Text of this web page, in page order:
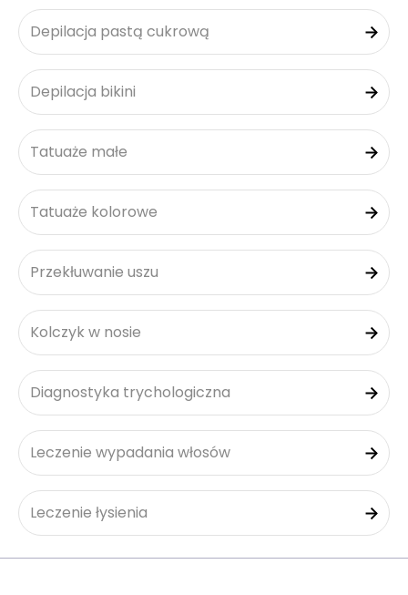
Depilacja pastą cukrową
Depilacja bikini
Tatuaże małe
Tatuaże kolorowe
Przekłuwanie uszu
Kolczyk w nosie
Diagnostyka trychologiczna
Leczenie wypadania włosów
Leczenie łysienia